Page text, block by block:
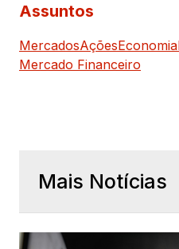
Assuntos
MercadosAçõesEconomia
Mercado Financeiro
Mais Notícias